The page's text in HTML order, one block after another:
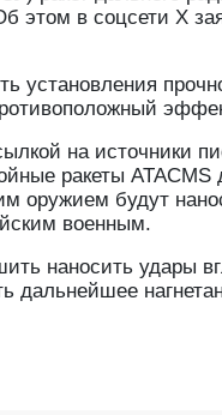
этом в соцсети Х
установления
на
ракеты
оружием будут
военным.
наносить удары
дальнейшее